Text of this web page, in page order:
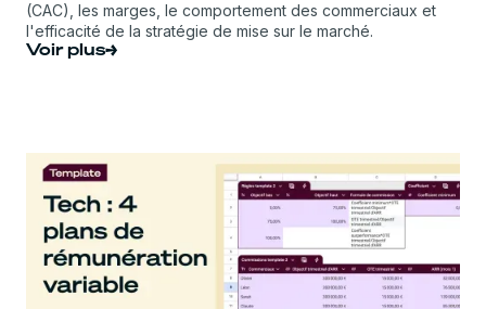
(CAC), les marges, le comportement des commerciaux et
l'efficacité de la stratégie de mise sur le marché.
Voir plus